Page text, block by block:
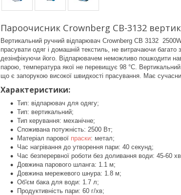
Пароочисник Crownberg CB-3132
Вертикальний ручний відпарювач Crownberg CB 3132
прасувати одяг і домашній текстиль, не витрачаючи
дезінфікуючи його. Відпарювачем неможливо пошкодити
парою, температура якої не перевищує 98 °C.
що є запорукою високої швидкості прасування. Має
Характеристики:
Тип: відпарювач для одягу;
Тип: вертикальний;
Тип керування: механічне;
Споживана потужність: 2500 Вт;
Матеріал парової праски: метал;
Час нагрівання до утворення пари: 40 секунд;
Час безперервної роботи без доливання води: 45-60
Довжина парового шланга: 1.1 м;
Довжина мережевого шнура: 1.8 м;
Об'єм бака для води: 1.7 л;
Продуктивність пари: 60 г/хв;